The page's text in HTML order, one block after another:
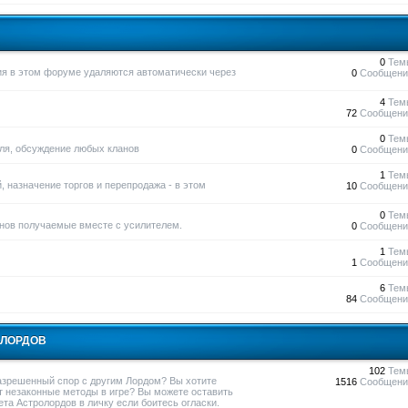
в этом форуме удаляются автоматически через
0
0
4
72
обсуждение любых кланов
0
0
назначение торгов и перепродажа - в этом
1
10
получаемые вместе с усилителем.
0
0
1
1
6
84
спор с другим Лордом? Вы хотите
незаконные методы в игре? Вы можете оставить
Астролордов в личку если боитесь огласки.
102
1516